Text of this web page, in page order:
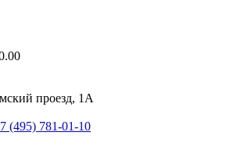
проезд, 1А
(495) 781-01-10